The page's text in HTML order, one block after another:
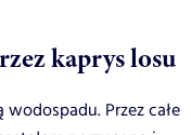
kaprys losu
wodospadu. Przez całe